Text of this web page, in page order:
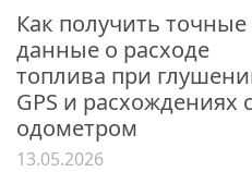
Как получить точные
данные о расходе
топлива при
GPS и расхождениях с
одометром
13.05.2026